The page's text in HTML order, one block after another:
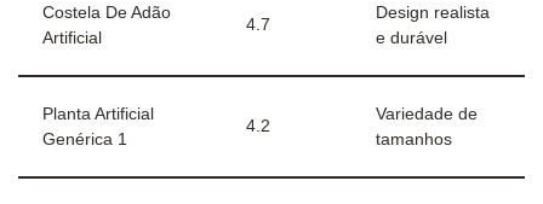
Costela De Adão
Artificial
4.7
Design realista
e durável
Planta Artificial
Genérica 1
4.2
Variedade de
tamanhos